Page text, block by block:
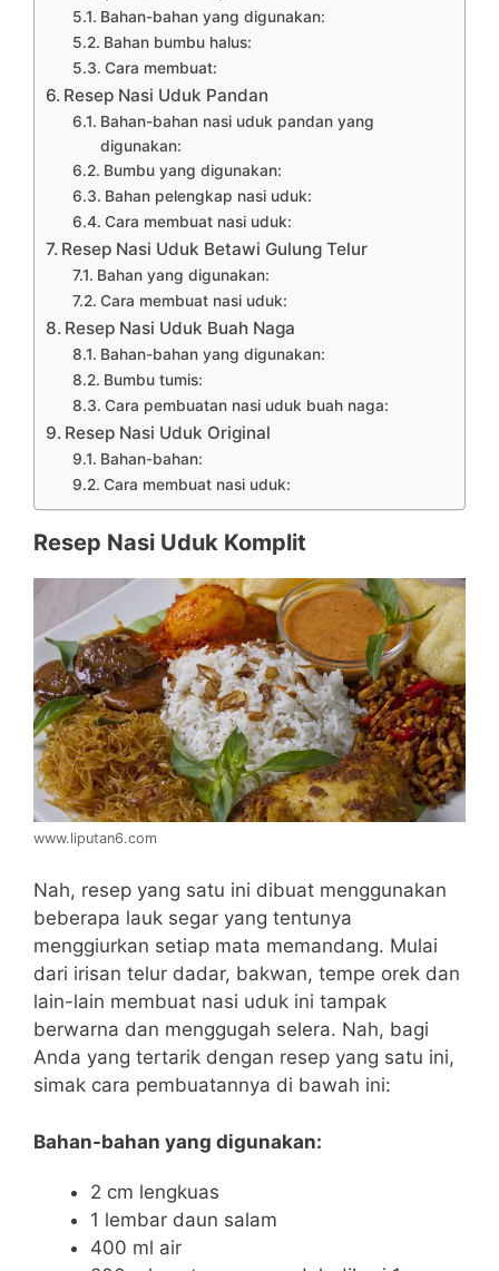
Bahan-bahan yang digunakan:
Bahan bumbu halus:
Cara membuat:
Resep Nasi Uduk Pandan
Bahan-bahan nasi uduk pandan yang
digunakan:
Bumbu yang digunakan:
Bahan pelengkap nasi uduk:
Cara membuat nasi uduk:
Resep Nasi Uduk Betawi Gulung Telur
Bahan yang digunakan:
Cara membuat nasi uduk:
Resep Nasi Uduk Buah Naga
Bahan-bahan yang digunakan:
Bumbu tumis:
Cara pembuatan nasi uduk buah naga:
Resep Nasi Uduk Original
Bahan-bahan:
Cara membuat nasi uduk:
Resep Nasi Uduk Komplit
www.liputan6.com
Nah, resep yang satu ini dibuat menggunakan
beberapa lauk segar yang tentunya
menggiurkan setiap mata memandang. Mulai
dari irisan telur dadar, bakwan, tempe orek dan
lain-lain membuat nasi uduk ini tampak
berwarna dan menggugah selera. Nah, bagi
Anda yang tertarik dengan resep yang satu ini,
simak cara pembuatannya di bawah ini:
Bahan-bahan yang digunakan:
2 cm lengkuas
1 lembar daun salam
400 ml air